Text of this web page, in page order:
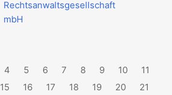
Rechtsanwaltsgesellschaft
mbH
4 5 6 7 8 9 10
11
15 16 17 18 19 20
21